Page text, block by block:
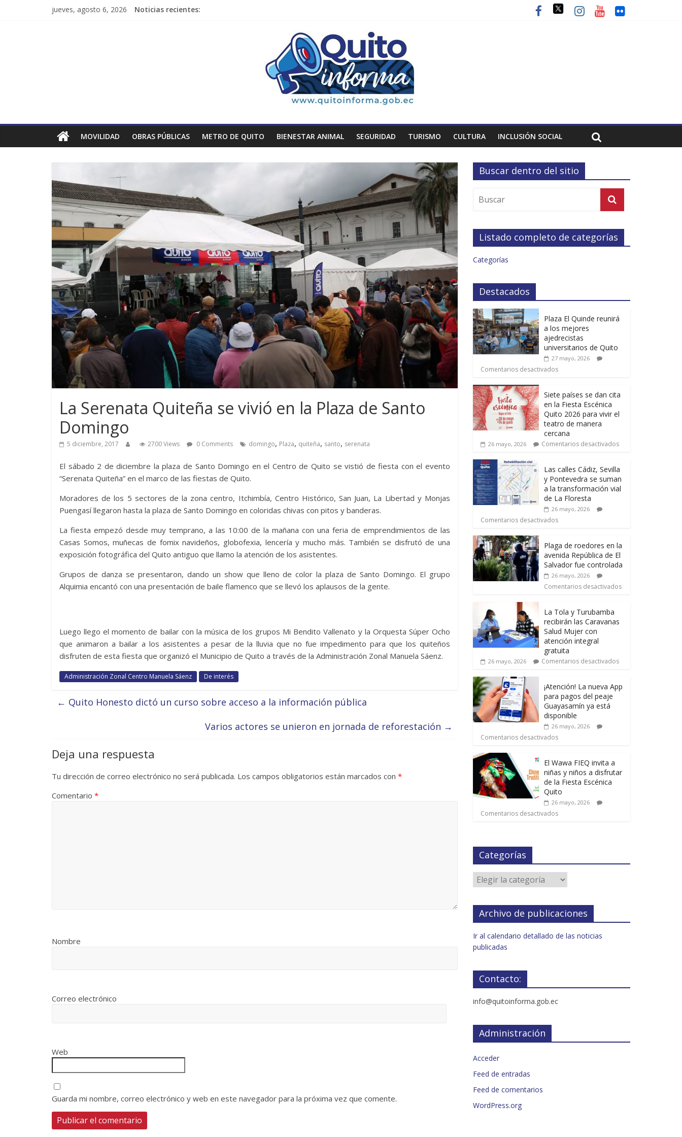
jueves, agosto 6, 2026 Noticias recientes:
MOVILIDAD OBRAS PÚBLICAS METRO DE QUITO BIENESTAR ANIMAL SEGURIDAD TURISMO CULTURA INCLUSIÓN SOCIAL
La Serenata Quiteña se vivió en la Plaza de Santo
Domingo
5 diciembre, 2017 2700 Views 0 Comments domingo, Plaza, quiteña, santo, serenata
El sábado 2 de diciembre la plaza de Santo Domingo en el Centro de Quito se vistió de fiesta con el evento
“Serenata Quiteña” en el marco de las fiestas de Quito.
Moradores de los 5 sectores de la zona centro, Itchimbía, Centro Histórico, San Juan, La Libertad y Monjas
Puengasí llegaron hasta la plaza de Santo Domingo en coloridas chivas con pitos y banderas.
La fiesta empezó desde muy temprano, a las 10:00 de la mañana con una feria de emprendimientos de las
Casas Somos, muñecas de fomix navideños, globofexia, lencería y mucho más. También se disfrutó de una
exposición fotográfica del Quito antiguo que llamo la atención de los asistentes.
Grupos de danza se presentaron, dando un show que lleno de color la plaza de Santo Domingo. El grupo
Alquimia encantó con una presentación de baile flamenco que se llevó los aplausos de la gente.
Luego llego el momento de bailar con la música de los grupos Mi Bendito Vallenato y la Orquesta Súper Ocho
que animaron a bailar a los asistentes a pesar de la lluvia que no fue impedimento para que los quiteños
disfruten de esta fiesta que organizó el Municipio de Quito a través de la Administración Zonal Manuela Sáenz.
Administración Zonal Centro Manuela Sáenz De interés
← Quito Honesto dictó un curso sobre acceso a la información pública
Varios actores se unieron en jornada de reforestación →
Deja una respuesta
Tu dirección de correo electrónico no será publicada. Los campos obligatorios están marcados con *
Comentario *
Nombre
Correo electrónico
Web
Guarda mi nombre, correo electrónico y web en este navegador para la próxima vez que comente.
Buscar dentro del sitio
Listado completo de categorías
Categorías
Destacados
Plaza El Quinde reunirá
a los mejores
ajedrecistas
universitarios de Quito
27 mayo, 2026
Comentarios desactivados
Siete países se dan cita
en la Fiesta Escénica
Quito 2026 para vivir el
teatro de manera
cercana
26 mayo, 2026 Comentarios desactivados
Las calles Cádiz, Sevilla
y Pontevedra se suman
a la transformación vial
de La Floresta
26 mayo, 2026
Comentarios desactivados
Plaga de roedores en la
avenida República de El
Salvador fue controlada
26 mayo, 2026
Comentarios desactivados
La Tola y Turubamba
recibirán las Caravanas
Salud Mujer con
atención integral
gratuita
26 mayo, 2026 Comentarios desactivados
¡Atención! La nueva App
para pagos del peaje
Guayasamín ya está
disponible
26 mayo, 2026
Comentarios desactivados
El Wawa FIEQ invita a
niñas y niños a disfrutar
de la Fiesta Escénica
Quito
26 mayo, 2026
Comentarios desactivados
Categorías
Archivo de publicaciones
Ir al calendario detallado de las noticias
publicadas
Contacto:
info@quitoinforma.gob.ec
Administración
Acceder
Feed de entradas
Feed de comentarios
WordPress.org